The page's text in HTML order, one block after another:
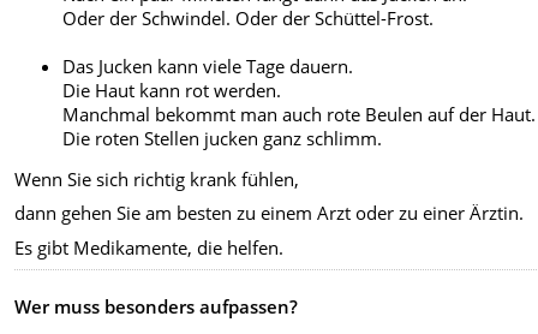
Oder der Schwindel. Oder der Schüttel-Frost.
Das Jucken kann viele Tage dauern.
Die Haut kann rot werden.
Manchmal bekommt man auch rote Beulen auf der Haut.
Die roten Stellen jucken ganz schlimm.
Wenn Sie sich richtig krank fühlen,
dann gehen Sie am besten zu einem Arzt oder zu einer Ärztin.
Es gibt Medikamente, die helfen.
Wer muss besonders aufpassen?